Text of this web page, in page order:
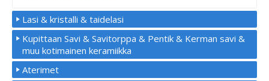
Lasi & kristalli & taidelasi
Kupittaan Savi & Savitorppa & Pentik & Kerman savi &
muu kotimainen keramiikka
Aterimet